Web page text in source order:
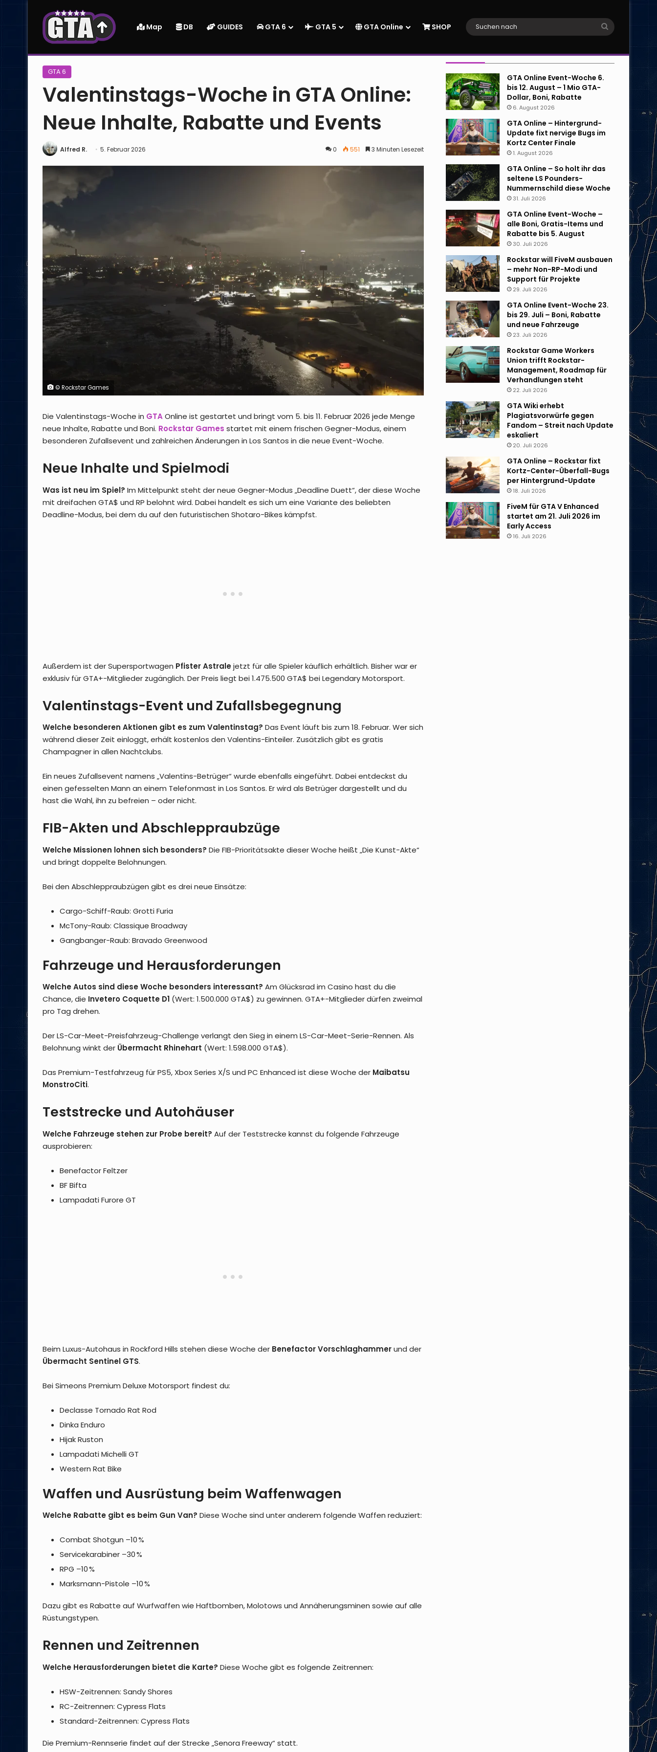
Map DB GUIDES GTA 6 GTA 5 GTA Online SHOP
Suchen
GTA 6
Valentinstags-Woche in GTA Online:
Neue Inhalte, Rabatte und Events
Alfred R. 5. Februar 2026 0 551 3 Minuten Lesezeit
© Rockstar Games
Die Valentinstags-Woche in GTAOnline ist gestartet und bringt vom 5. bis 11. Februar 2026 jede Menge
neue Inhalte, Rabatte und Boni. Rockstar Games startet mit einem frischen Gegner-Modus, einem
besonderen Zufallsevent und zahlreichen Änderungen in Los Santos in die neue Event-Woche.
Neue Inhalte und Spielmodi
Was ist neu im Spiel? Im Mittelpunkt steht der neue Gegner-Modus „Deadline Duett“, der diese Woche
mit dreifachen GTA$ und RP belohnt wird. Dabei handelt es sich um eine Variante des beliebten
Deadline-Modus, bei dem du auf den futuristischen Shotaro-Bikes kämpfst.
Außerdem ist der Supersportwagen Pfister Astralejetzt für alle Spieler käuflich erhältlich. Bisher war er
exklusiv für GTA+-Mitglieder zugänglich. Der Preis liegt bei 1.475.500 GTA$ bei Legendary Motorsport.
Valentinstags-Event und Zufallsbegegnung
Welche besonderen Aktionen gibt es zum Valentinstag? Das Event läuft bis zum 18. Februar. Wer sich
während dieser Zeit einloggt, erhält kostenlos den Valentins-Einteiler. Zusätzlich gibt es gratis
Champagner in allen Nachtclubs.
Ein neues Zufallsevent namens „Valentins-Betrüger“ wurde ebenfalls eingeführt. Dabei entdeckst du
einen gefesselten Mann an einem Telefonmast in Los Santos. Er wird als Betrüger dargestellt und du
hast die Wahl, ihn zu befreien – oder nicht.
FIB-Akten und Abschleppraubzüge
Welche Missionen lohnen sich besonders? Die FIB-Prioritätsakte dieser Woche heißt „Die Kunst-Akte“
und bringt doppelte Belohnungen.
Bei den Abschleppraubzügen gibt es drei neue Einsätze:
Cargo-Schiff-Raub: Grotti Furia
McTony-Raub: Classique Broadway
Gangbanger-Raub: Bravado Greenwood
Fahrzeuge und Herausforderungen
Welche Autos sind diese Woche besonders interessant? Am Glücksrad im Casino hast du die
Chance, die Invetero Coquette D1 (Wert: 1.500.000 GTA$) zu gewinnen. GTA+-Mitglieder dürfen zweimal
pro Tag drehen.
Der LS-Car-Meet-Preisfahrzeug-Challenge verlangt den Sieg in einem LS-Car-Meet-Serie-Rennen. Als
Belohnung winkt der Übermacht Rhinehart (Wert: 1.598.000 GTA$).
Das Premium-Testfahrzeug für PS5, Xbox Series X/S und PC Enhanced ist diese Woche der Maibatsu
MonstroCiti.
Teststrecke und Autohäuser
Welche Fahrzeuge stehen zur Probe bereit? Auf der Teststrecke kannst du folgende Fahrzeuge
ausprobieren:
Benefactor Feltzer
BF Bifta
Lampadati Furore GT
Beim Luxus-Autohaus in Rockford Hills stehen diese Woche der Benefactor Vorschlaghammerund der
Übermacht Sentinel GTS.
Bei Simeons Premium Deluxe Motorsport findest du:
Declasse Tornado Rat Rod
Dinka Enduro
Hijak Ruston
Lampadati Michelli GT
Western Rat Bike
Waffen und Ausrüstung beim Waffenwagen
Welche Rabatte gibt es beim Gun Van? Diese Woche sind unter anderem folgende Waffen reduziert:
Combat Shotgun –10 %
Servicekarabiner –30 %
RPG –10 %
Marksmann-Pistole –10 %
Dazu gibt es Rabatte auf Wurfwaffen wie Haftbomben, Molotows und Annäherungsminen sowie auf alle
Rüstungstypen.
Rennen und Zeitrennen
Welche Herausforderungen bietet die Karte? Diese Woche gibt es folgende Zeitrennen:
HSW-Zeitrennen: Sandy Shores
RC-Zeitrennen: Cypress Flats
Standard-Zeitrennen: Cypress Flats
Die Premium-Rennserie findet auf der Strecke „Senora Freeway“ statt.
GTA Online Event-Woche 6.
bis 12. August – 1 Mio GTA-
Dollar, Boni, Rabatte
6. August 2026
GTA Online – Hintergrund-
Update fixt nervige Bugs im
Kortz Center Finale
1. August 2026
GTA Online – So holt ihr das
seltene LS Pounders-
Nummernschild diese Woche
31. Juli 2026
GTA Online Event-Woche –
alle Boni, Gratis-Items und
Rabatte bis 5. August
30. Juli 2026
Rockstar will FiveM ausbauen
– mehr Non-RP-Modi und
Support für Projekte
29. Juli 2026
GTA Online Event-Woche 23.
bis 29. Juli – Boni, Rabatte
und neue Fahrzeuge
23. Juli 2026
Rockstar Game Workers
Union trifft Rockstar-
Management, Roadmap für
Verhandlungen steht
22. Juli 2026
GTA Wiki erhebt
Plagiatsvorwürfe gegen
Fandom – Streit nach Update
eskaliert
20. Juli 2026
GTA Online – Rockstar fixt
Kortz-Center-Überfall-Bugs
per Hintergrund-Update
18. Juli 2026
FiveM für GTA V Enhanced
startet am 21. Juli 2026 im
Early Access
16. Juli 2026